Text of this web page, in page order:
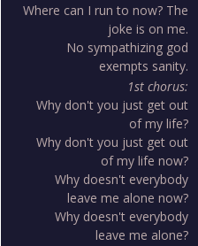
Where can I run to now? The
joke is on me.
No sympathizing god
exempts sanity.
1st chorus:
Why don't you just get out
of my life?
Why don't you just get out
of my life now?
Why doesn't everybody
leave me alone now?
Why doesn't everybody
leave me alone?